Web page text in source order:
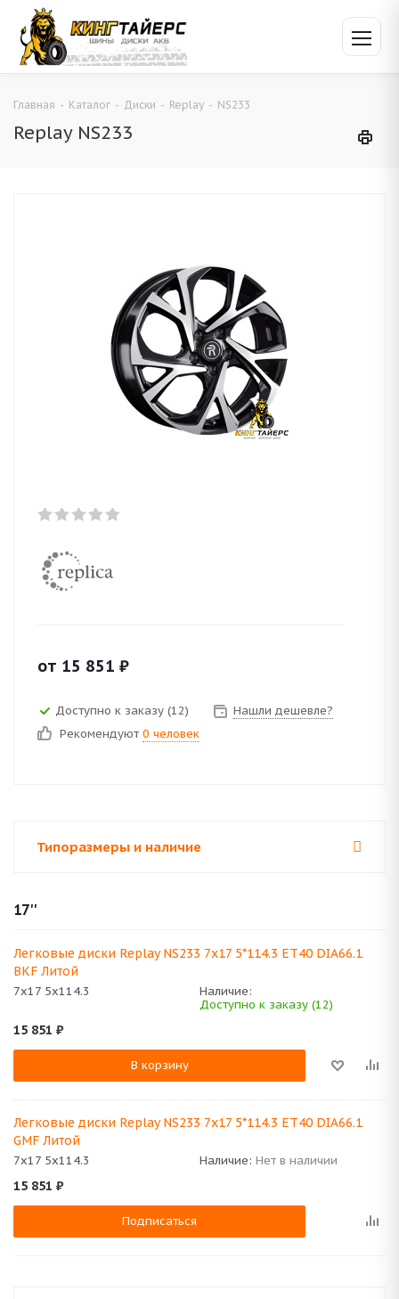
Главная - Каталог - Диски - Replay - NS233
Replay NS233
от 15 851 ₽
Доступно к заказу (12)
Нашли дешевле?
Рекомендуют 0 человек
Типоразмеры и наличие
17''
Легковые диски Replay NS233 7x17 5*114.3 ET40 DIA66.1
BKF Литой
7x17 5x114.3
Наличие:
Доступно к заказу (12)
15 851 ₽
В корзину
Легковые диски Replay NS233 7x17 5*114.3 ET40 DIA66.1
GMF Литой
7x17 5x114.3 Наличие: Нет в наличии
15 851 ₽
Подписаться